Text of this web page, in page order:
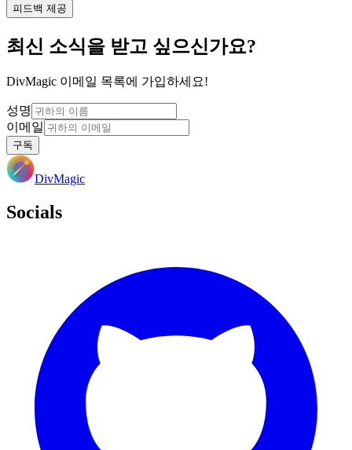
피드백 제공
최신 소식을 받고 싶으신가요?
DivMagic 이메일 목록에 가입하세요!
성명
이메일
구독
DivMagic
Socials